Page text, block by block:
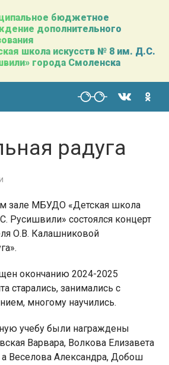
бюджетное
дополнительного
школа искусств № 8 им. Д.С.
города Смоленска
радуга
зале МБУДО «Детская школа
Русишвили» состоялся концерт
О.В. Калашниковой
окончанию 2024-2025
старались, занимались с
многому научились.
учебу были награждены
Варвара, Волкова Елизавета
Веселова Александра, Добош